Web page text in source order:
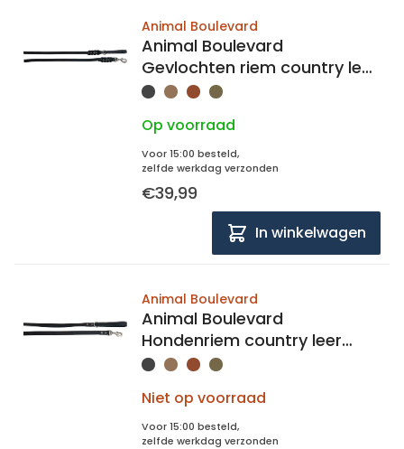
Animal Boulevard
Animal Boulevard
Gevlochten riem country leer
16mm breed, 180cm lang
Op voorraad
Voor 15:00 besteld,
zelfde werkdag verzonden
€39,99
In winkelwagen
Animal Boulevard
Animal Boulevard
Hondenriem country leer
20mm breed, 180cm lang
Niet op voorraad
Voor 15:00 besteld,
zelfde werkdag verzonden